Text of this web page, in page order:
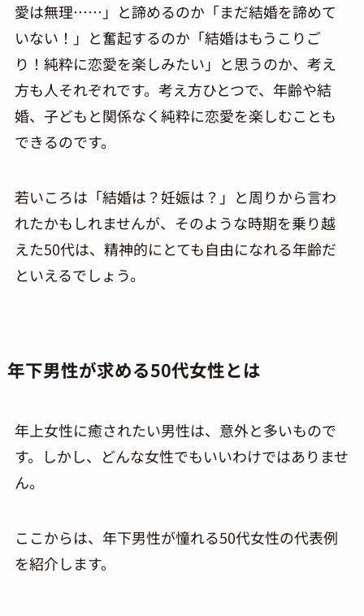
愛は無理…… 」と諦めるのか「まだ結婚を諦めて
いない！」と奮起するのか「結婚はもうこりご
り！純粋に恋愛を楽しみたい」と思うのか、考え
方も人それぞれです。考え方ひとつで、年齢や結
婚、子どもと関係なく純粋に恋愛を楽しむことも
できるのです。
若いころは「結婚は？妊娠は？」と周りから言わ
れたかもしれませんが、そのような時期を乗り越
えた50代は、精神的にとても自由になれる年齢だ
といえるでしょう。
年下男性が求める50代女性とは
年上女性に癒されたい男性は、意外と多いもので
す。しかし、どんな女性でもいいわけではありませ
ん。
ここからは、年下男性が憧れる50代女性の代表例
を紹介します。